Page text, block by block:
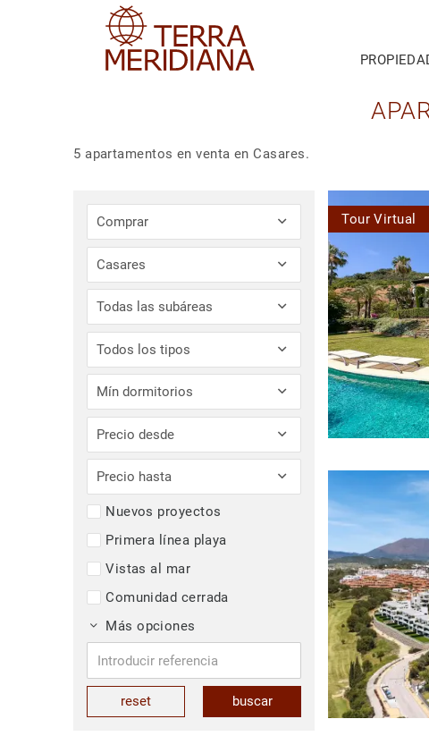
5 apartamentos en venta en Casares.
Comprar
Casares
Todas las subáreas
Todos los tipos
Mín dormitorios
Precio desde
Precio hasta
Nuevos proyectos
Primera línea playa
Vistas al mar
Comunidad cerrada
Más opciones
buscar
reset
Tour Virtual